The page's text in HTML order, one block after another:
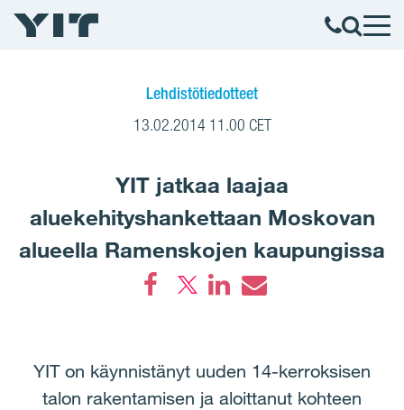
Lehdistötiedotteet
13.02.2014 11.00 CET
YIT jatkaa laajaa
aluekehityshankettaan Moskovan
alueella Ramenskojen kaupungissa
YIT on käynnistänyt uuden 14-kerroksisen
talon rakentamisen ja aloittanut kohteen